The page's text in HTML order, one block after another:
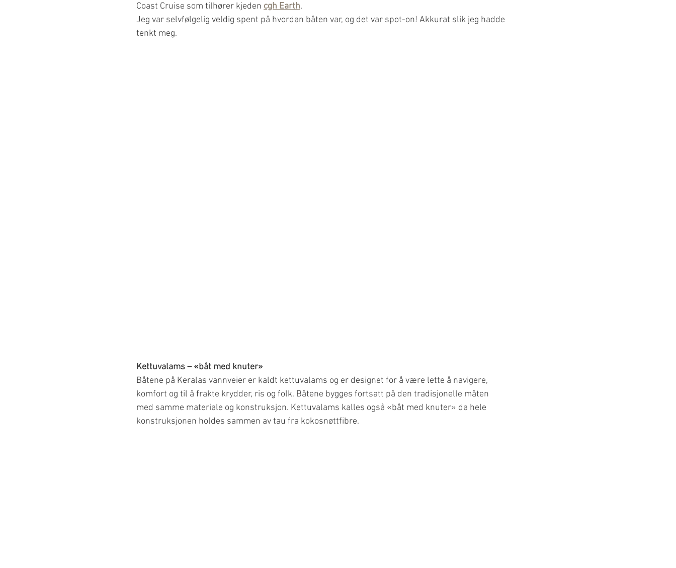
Coast Cruise som tilhører kjeden cgh Earth,
Jeg var selvfølgelig veldig spent på hvordan båten var, og det var spot-on! Akkurat slik jeg hadde
tenkt meg.
Kettuvalams – «båt med knuter»
Båtene på Keralas vannveier er kaldt kettuvalams og er designet for å være lette å navigere,
komfort og til å frakte krydder, ris og folk. Båtene bygges fortsatt på den tradisjonelle måten
med samme materiale og konstruksjon. Kettuvalams kalles også «båt med knuter» da hele
konstruksjonen holdes sammen av tau fra kokosnøttfibre.